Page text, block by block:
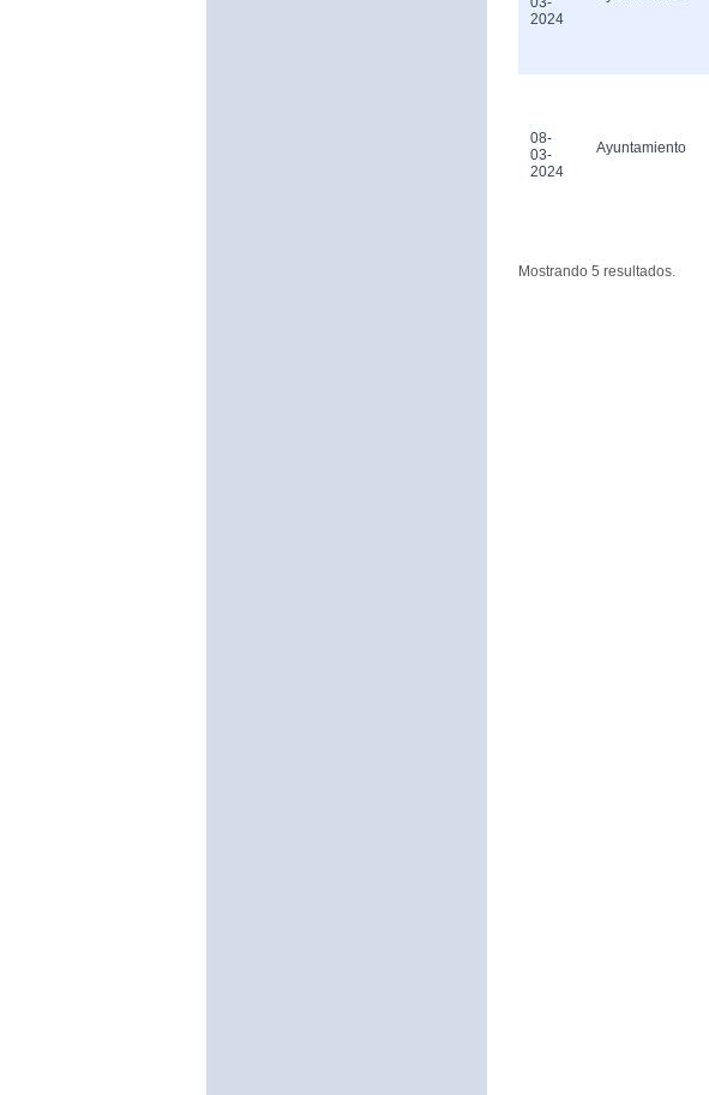
2024
08-
03-
2024
Ayuntamiento
Mostrando 5 resultados.